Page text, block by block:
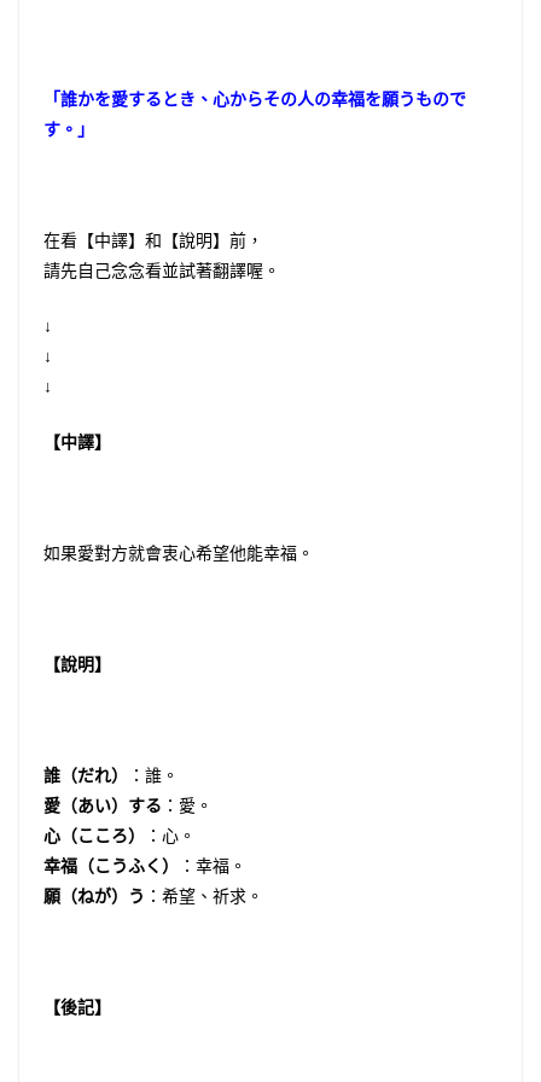
「誰かを愛するとき、心からその人の幸福を願うもので
す。」
在看【中譯】和【說明】前，
請先自己念念看並試著翻譯喔。
↓
↓
↓
【中譯】
如果愛對方就會衷心希望他能幸福。
【說明】
誰（だれ）
：誰。
愛（あい）する ：愛。
心（こころ）
：心。
幸福（こうふく）
：幸福。
願（ねが）う ：希望、祈求。
【後記】